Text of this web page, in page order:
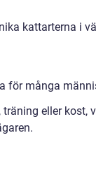
kattarterna i
för många
eller kost,